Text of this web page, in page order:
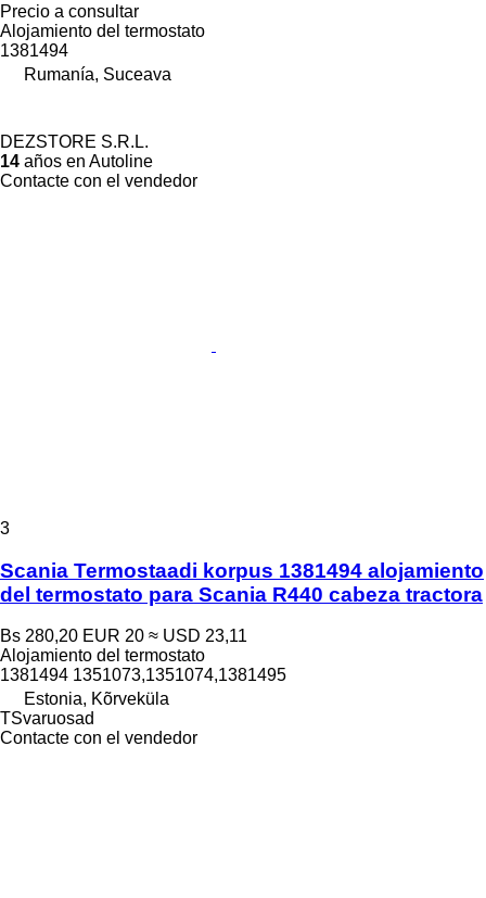
Precio a consultar
Alojamiento del termostato
1381494
Rumanía, Suceava
DEZSTORE S.R.L.
14 años en Autoline
Contacte con el vendedor
3
Scania Termostaadi korpus 1381494 alojamiento
del termostato para Scania R440 cabeza tractora
Bs 280,20 EUR 20 ≈ USD 23,11
Alojamiento del termostato
1381494 1351073,1351074,1381495
Estonia, Kõrveküla
TSvaruosad
Contacte con el vendedor